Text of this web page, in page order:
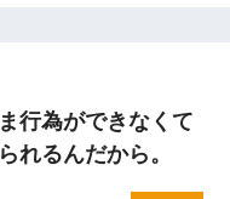
行為ができなくて
れるんだから。